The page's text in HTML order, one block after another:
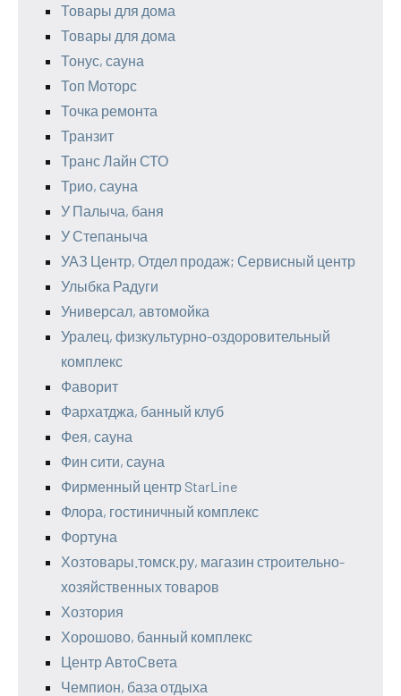
Товары для дома
Товары для дома
Тонус, сауна
Топ Моторс
Точка ремонта
Транзит
Транс Лайн СТО
Трио, сауна
У Палыча, баня
У Степаныча
УАЗ Центр, Отдел продаж; Сервисный центр
Улыбка Радуги
Универсал, автомойка
Уралец, физкультурно-оздоровительный
комплекс
Фаворит
Фархатджа, банный клуб
Фея, сауна
Фин сити, сауна
Фирменный центр StarLine
Флора, гостиничный комплекс
Фортуна
Хозтовары.томск.ру, магазин строительно-
хозяйственных товаров
Хозтория
Хорошово, банный комплекс
Центр АвтоСвета
Чемпион, база отдыха